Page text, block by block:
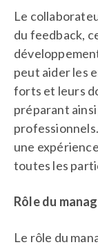
Le
du feedback,
peut aider les
forts et leurs
préparant
une
toutes les
Rôle du
Le rôle du